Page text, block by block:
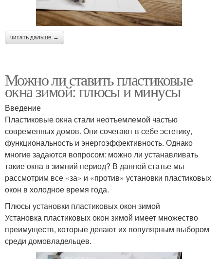
читать дальше →
Можно ли ставить пластиковые
окна зимой: плюсы и минусы
Введение
Пластиковые окна стали неотъемлемой частью
современных домов. Они сочетают в себе эстетику,
функциональность и энергоэффективность. Однако
многие задаются вопросом: можно ли устанавливать
такие окна в зимний период? В данной статье мы
рассмотрим все «за» и «против» установки пластиковых
окон в холодное время года.
Плюсы установки пластиковых окон зимой
Установка пластиковых окон зимой имеет множество
преимуществ, которые делают их популярным выбором
среди домовладельцев.